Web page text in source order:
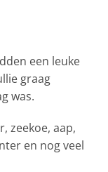
een leuke
graag
was.
zeekoe, aap,
en nog veel